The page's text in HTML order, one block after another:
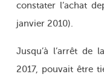
constater l’achat
janvier 2010).
Jusqu’à l’arrêt de
2017, pouvait être